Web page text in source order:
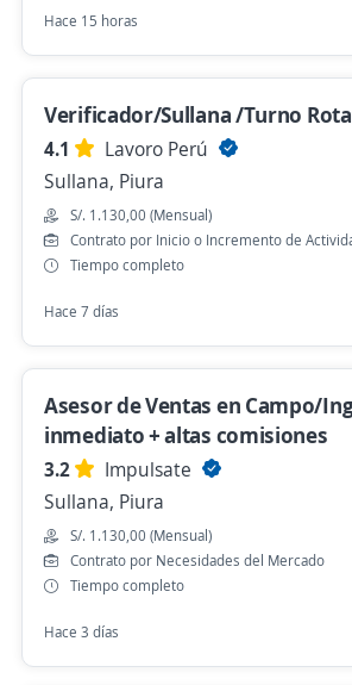
desde casa / Asesor comercial
remoto / Te damos PC
Piura, Piura
S/. 1.130,00 (Mensual)
Presencial y remoto
Anterior
Nuevas ofertas de empleo
Empleos similares
Ejecutivo personal
Promotor/a asesor de venta
Auxiliar de compras Promotor/a en
Hace 15 horas
Verificador/Sullana /Turno
4.1
Lavoro Perú
Sullana, Piura
S/. 1.130,00 (Mensual)
Contrato por Inicio o Incremento de
Tiempo completo
Hace 7 días
Asesor de Ventas en Campo/
inmediato + altas comisiones
3.2
Impulsate
Sullana, Piura
S/. 1.130,00 (Mensual)
Contrato por Necesidades del Mercado
Tiempo completo
Hace 3 días